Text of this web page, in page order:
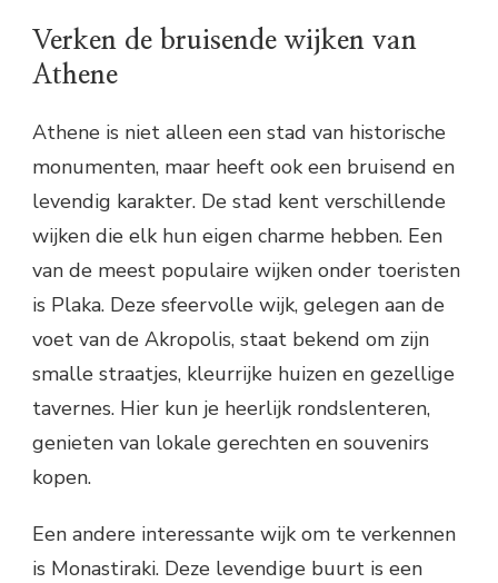
Verken de bruisende wijken van
Athene
Athene is niet alleen een stad van historische
monumenten, maar heeft ook een bruisend en
levendig karakter. De stad kent verschillende
wijken die elk hun eigen charme hebben. Een
van de meest populaire wijken onder toeristen
is Plaka. Deze sfeervolle wijk, gelegen aan de
voet van de Akropolis, staat bekend om zijn
smalle straatjes, kleurrijke huizen en gezellige
tavernes. Hier kun je heerlijk rondslenteren,
genieten van lokale gerechten en souvenirs
kopen.
Een andere interessante wijk om te verkennen
is Monastiraki. Deze levendige buurt is een